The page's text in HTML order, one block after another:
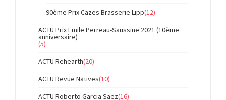
90ème Prix Cazes Brasserie Lipp(12)
ACTU Prix Emile Perreau-Saussine 2021 (10ème
anniversaire)
(5)
ACTU Rehearth(20)
ACTU Revue Natives(10)
ACTU Roberto Garcia Saez(16)